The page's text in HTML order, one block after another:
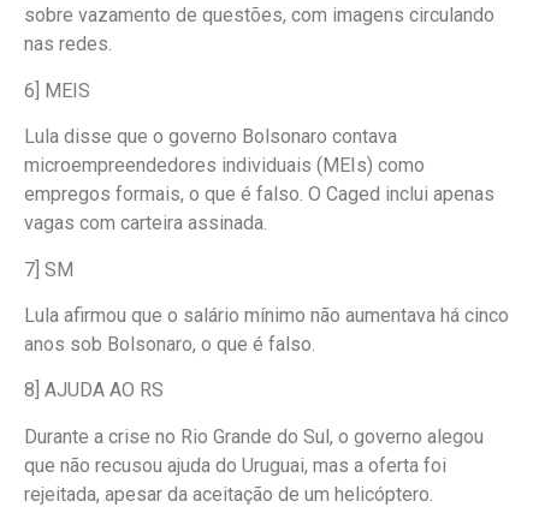
sobre vazamento de questões, com imagens circulando
nas redes.
6] MEIS
Lula disse que o governo Bolsonaro contava
microempreendedores individuais (MEIs) como
empregos formais, o que é falso. O Caged inclui apenas
vagas com carteira assinada.
7] SM
Lula afirmou que o salário mínimo não aumentava há cinco
anos sob Bolsonaro, o que é falso.
8] AJUDA AO RS
Durante a crise no Rio Grande do Sul, o governo alegou
que não recusou ajuda do Uruguai, mas a oferta foi
rejeitada, apesar da aceitação de um helicóptero.